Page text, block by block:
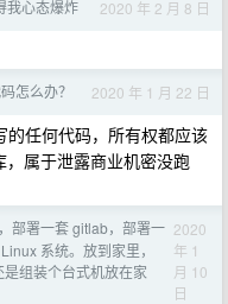
我心态爆炸 2020 年 2 月 8 日
怎么办？ 2020 年 1 月 22 日
任何代码，所有权都应该
属于泄露商业机密没跑
部署一套 gitlab，部署一
系统。放到家里，
组装个台式机放在家
2020
年 1
月 10
日